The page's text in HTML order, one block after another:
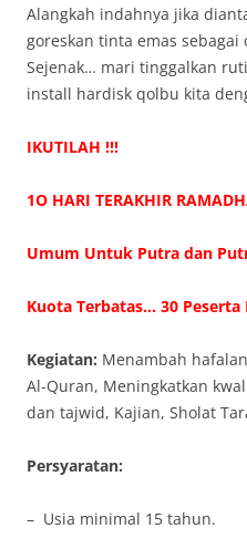
Alangkah indahnya jika
goreskan tinta emas
Sejenak… mari tinggalkan
install hardisk qolbu kita
IKUTILAH !!!
1O HARI TERAKHIR
Umum Untuk Putra dan
Kuota Terbatas… 30
Kegiatan: Menambah
Al-Quran, Meningkatkan
dan tajwid, Kajian, Sholat
Persyaratan:
– Usia minimal 15 tahun.